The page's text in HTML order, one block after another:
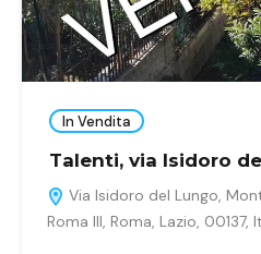
In Vendita
Talenti, via Isidoro
Via Isidoro del Lungo,
Roma III, Roma, Lazio, 00137,